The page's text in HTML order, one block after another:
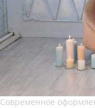
Современное